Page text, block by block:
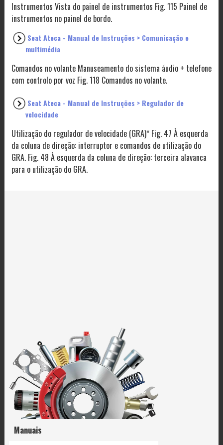
Instrumentos Vista do painel de instrumentos Fig. 115 Painel de
instrumentos no painel de bordo.
Seat Ateca - Manual de Instruções > Comunicação e
multimédia
Comandos no volante Manuseamento do sistema áudio + telefone
com controlo por voz Fig. 118 Comandos no volante.
Seat Ateca - Manual de Instruções > Regulador de
velocidade
Utilização do regulador de velocidade (GRA)* Fig. 47 À esquerda
da coluna de direção: interruptor e comandos de utilização do
GRA. Fig. 48 À esquerda da coluna de direção: terceira alavanca
para o utilização do GRA.
Manuais